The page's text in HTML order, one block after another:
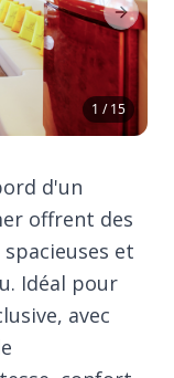
1 / 15
Next
d'un
offrent des
et
Idéal pour
avec